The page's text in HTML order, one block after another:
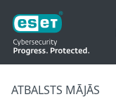
ATBALSTS MĀJĀS